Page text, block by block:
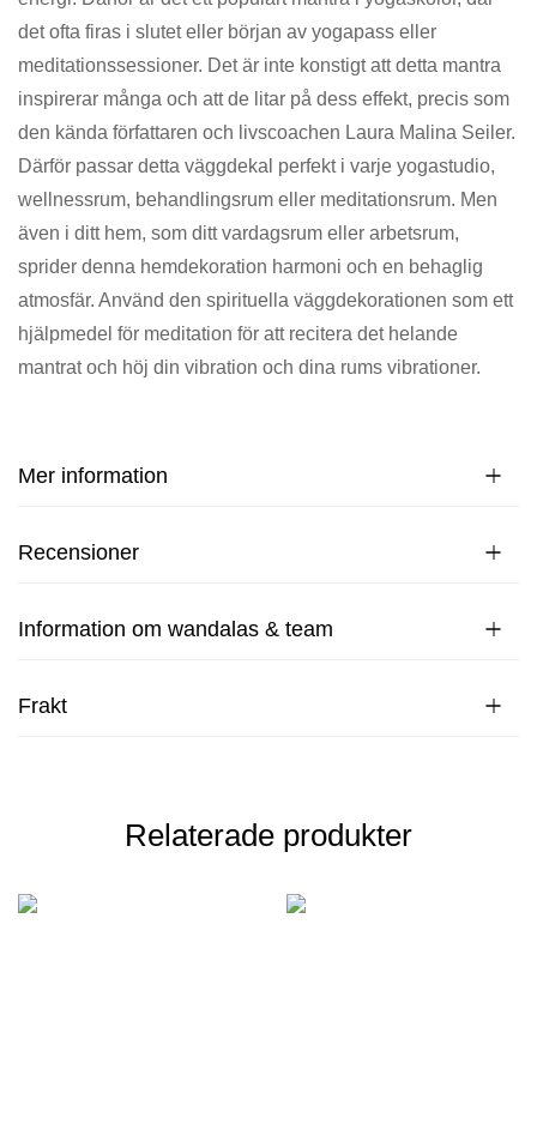
det ofta firas i slutet eller början av yogapass eller
meditationssessioner. Det är inte konstigt att detta mantra
inspirerar många och att de litar på dess effekt, precis som
den kända författaren och livscoachen Laura Malina Seiler.
Därför passar detta väggdekal perfekt i varje yogastudio,
wellnessrum, behandlingsrum eller meditationsrum. Men
även i ditt hem, som ditt vardagsrum eller arbetsrum,
sprider denna hemdekoration harmoni och en behaglig
atmosfär. Använd den spirituella väggdekorationen som ett
hjälpmedel för meditation för att recitera det helande
mantrat och höj din vibration och dina rums vibrationer.
Mer information
Recensioner
Information om wandalas & team
Frakt
Relaterade produkter